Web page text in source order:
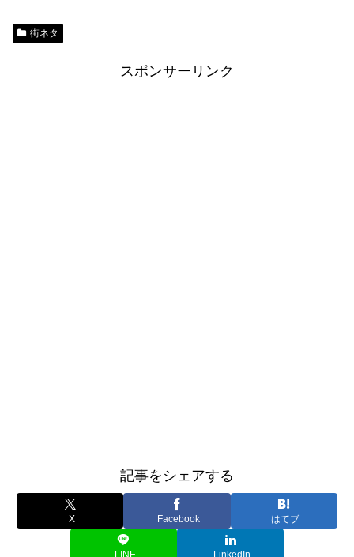
街ネタ
スポンサーリンク
記事をシェアする
X Facebook はてブ
LINE LinkedIn